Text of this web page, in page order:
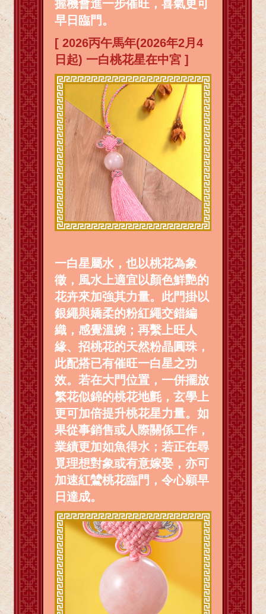
握機會進一步催旺，喜氣更可
早日臨門。
[ 2026丙午馬年(2026年2月4
日起) 一白桃花星在中宮 ]
一白星屬水，也以桃花為象
徵，風水上適宜以顏色鮮艷的
花卉來加強其力量。此門掛以
銀繩與嬌柔的粉紅繩交錯編
織，感覺溫婉；再繫上旺人
緣、招桃花的天然粉晶圓珠，
此配搭已有催旺一白星之功
效。若在大門位置，一併擺放
繁花似錦的桃花地氈，玄學上
更可加倍提升桃花星力量。如
果從事銷售或人際關係工作，
業績更加如魚得水；若正在尋
覓理想對象或有意嫁娶，亦可
加速紅鷥桃花臨門，令心願早
日達成。